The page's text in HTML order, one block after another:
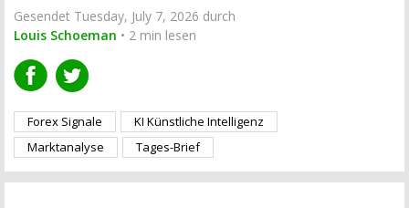
Gesendet Tuesday, July 7, 2026 durch
Louis Schoeman • 2 min lesen
Forex Signale
KI Künstliche Intelligenz
Marktanalyse
Tages-Brief